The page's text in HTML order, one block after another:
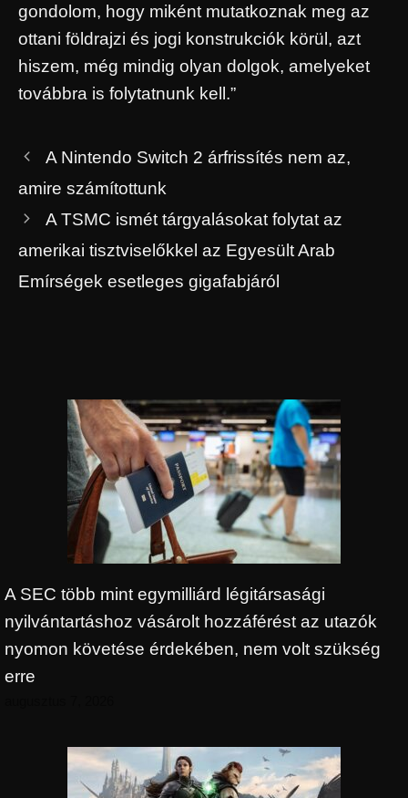
gondolom, hogy miként mutatkoznak meg az
ottani földrajzi és jogi konstrukciók körül, azt
hiszem, még mindig olyan dolgok, amelyeket
továbbra is folytatnunk kell.”
A Nintendo Switch 2 árfrissítés nem az,
amire számítottunk
A TSMC ismét tárgyalásokat folytat az
amerikai tisztviselőkkel az Egyesült Arab
Emírségek esetleges gigafabjáról
A SEC több mint egymilliárd légitársasági
nyilvántartáshoz vásárolt hozzáférést az utazók
nyomon követése érdekében, nem volt szükség
erre